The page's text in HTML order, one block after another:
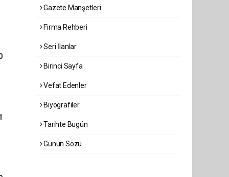
Gazete Manşetleri
Firma Rehberi
Seri İlanlar
Birinci Sayfa
Vefat Edenler
Biyografiler
Tarihte Bugün
Günün Sözü